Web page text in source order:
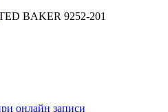
онлайн записи